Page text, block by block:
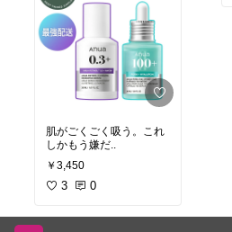
肌がごくごく吸う。これ
しかもう嫌だ..
￥3,450
3 0